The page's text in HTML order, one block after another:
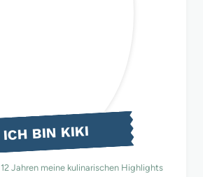
ICH BIN KIKI
Jahren meine kulinarischen Highlights